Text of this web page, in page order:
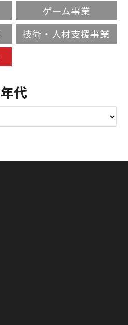
ゲーム事業
技術・人材支援事業
年代